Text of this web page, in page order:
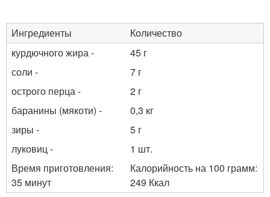
Ингредиенты
Количество
курдючного жира -
45 г
соли -
7 г
острого перца -
2 г
баранины (мякоти) -
0,3 кг
зиры -
5 г
луковиц -
1 шт.
Время приготовления:
35 минут
Калорийность на 100 грамм:
249 Ккал